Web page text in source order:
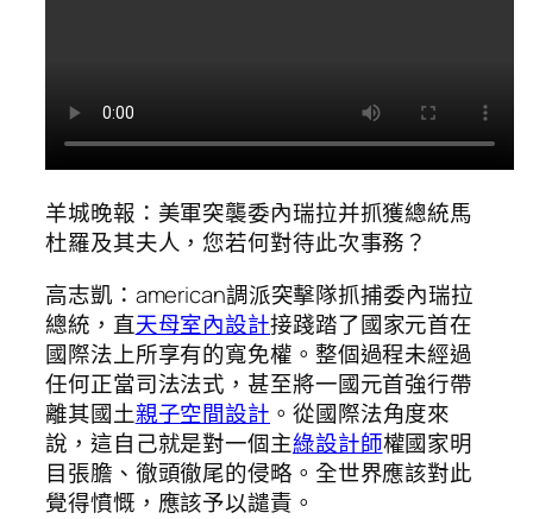
羊城晚報：美軍突襲委內瑞拉并抓獲總統馬
杜羅及其夫人，您若何對待此次事務？
高志凱：american調派突擊隊抓捕委內瑞拉
總統，直天母室內設計接踐踏了國家元首在
國際法上所享有的寬免權。整個過程未經過
任何正當司法法式，甚至將一國元首強行帶
離其國土親子空間設計 。從國際法角度來
說，這自己就是對一個主綠設計師權國家明
目張膽、徹頭徹尾的侵略。全世界應該對此
覺得憤慨，應該予以譴責。